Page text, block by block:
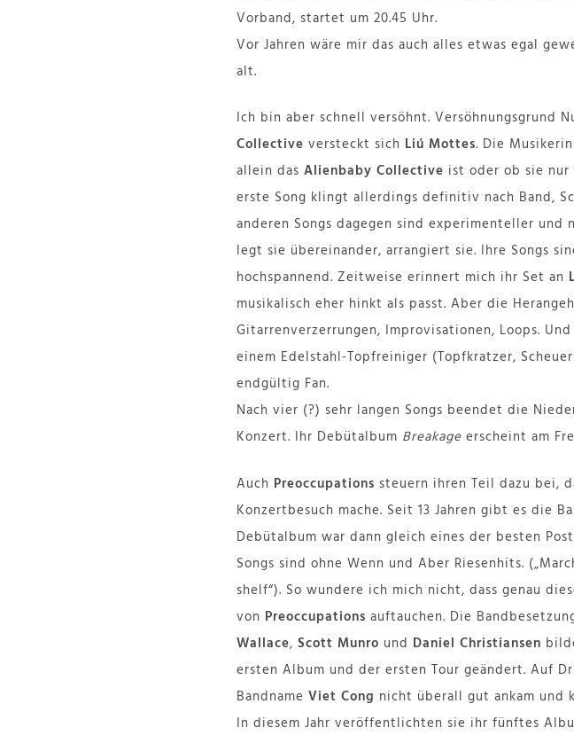
Vorband, startet um 20.45 Uhr.
Vor Jahren wäre mir das auch alles etwas egal
alt.
Ich bin aber schnell versöhnt. Versöhnungsgrund
Collective versteckt sich Liú Mottes. Die
allein das Alienbaby Collective ist oder ob sie
erste Song klingt allerdings definitiv nach Band,
anderen Songs dagegen sind experimenteller
legt sie übereinander, arrangiert sie. Ihre Songs
hochspannend. Zeitweise erinnert mich ihr Set an
musikalisch eher hinkt als passt. Aber die
Gitarrenverzerrungen, Improvisationen, Loops.
einem Edelstahl-Topfreiniger (Topfkratzer,
endgültig Fan.
Nach vier (?) sehr langen Songs beendet die
Konzert. Ihr Debütalbum Breakage erscheint am
Auch Preoccupations steuern ihren Teil dazu bei,
Konzertbesuch mache. Seit 13 Jahren gibt es die
Debütalbum war dann gleich eines der besten
Songs sind ohne Wenn und Aber Riesenhits.
shelf“). So wundere ich mich nicht, dass genau
von Preoccupations auftauchen. Die
Wallace, Scott Munro und Daniel Christiansen
ersten Album und der ersten Tour geändert. Auf
Bandname Viet Cong nicht überall gut ankam und
In diesem Jahr veröffentlichten sie ihr fünftes